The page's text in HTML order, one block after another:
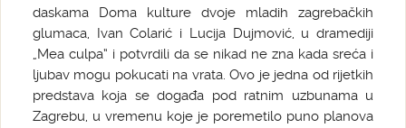
daskama Doma kulture dvoje mladih zagrebačkih
glumaca, Ivan Colarić i Lucija Dujmović, u dramediji
„Mea culpa“ i potvrdili da se nikad ne zna kada sreća i
ljubav mogu pokucati na vrata. Ovo je jedna od rijetkih
predstava koja se događa pod ratnim uzbunama u
Zagrebu, u vremenu koje je poremetilo puno planova